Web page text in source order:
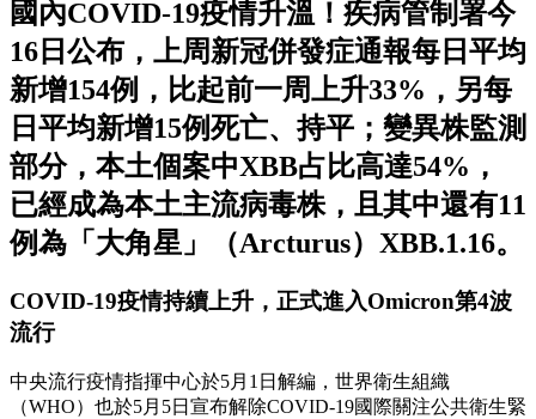
國內COVID-19疫情升溫！疾病管制署今
16日公布，上周新冠併發症通報每日平均
新增154例，比起前一周上升33%，另每
日平均新增15例死亡、持平；變異株監測
部分，本土個案中XBB占比高達54%，
已經成為本土主流病毒株，且其中還有11
例為「大角星」（Arcturus）XBB.1.16。
COVID-19疫情持續上升，正式進入Omicron第4波
流行
中央流行疫情指揮中心於5月1日解編，世界衛生組織
（WHO）也於5月5日宣布解除COVID-19國際關注公共衛生緊